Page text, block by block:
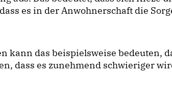
es in der Anwohnerschaft die
kann das beispielsweise bedeuten,
dass es zunehmend schwieriger